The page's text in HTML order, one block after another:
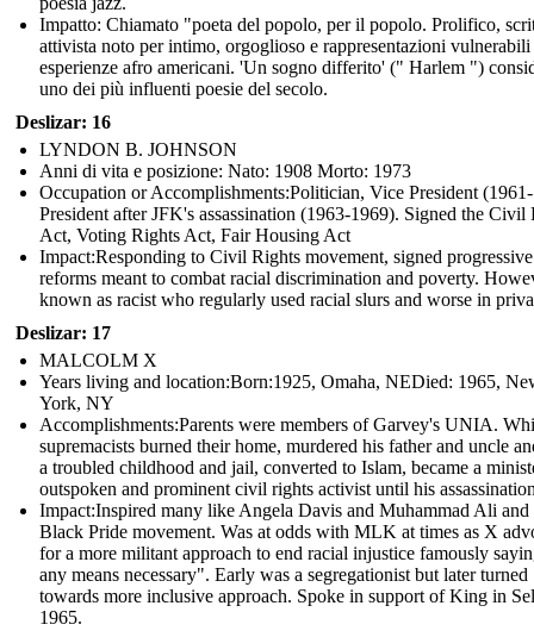
Impatto: Chiamato "poeta del popolo, per il popolo. Prolifico,
attivista noto per intimo, orgoglioso e rappresentazioni
esperienze afro americani. 'Un sogno differito' (" Harlem ")
uno dei più influenti poesie del secolo.
Deslizar: 16
LYNDON B. JOHNSON
Anni di vita e posizione: Nato: 1908 Morto: 1973
Occupation or Accomplishments: Politician, Vice President
President after JFK's assassination (1963-1969). Signed the Civil
Act, Voting Rights Act, Fair Housing Act
Impact: Responding to Civil Rights movement, signed progressive
reforms meant to combat racial discrimination and poverty.
known as racist who regularly used racial slurs and worse in
Deslizar: 17
MALCOLM X
Years living and location:Born:1925, Omaha, NEDied: 1965,
York, NY
Accomplishments: Parents were members of Garvey's UNIA.
supremacists burned their home, murdered his father and uncle
a troubled childhood and jail, converted to Islam, became a
outspoken and prominent civil rights activist until his
Impact: Inspired many like Angela Davis and Muhammad Ali and
Black Pride movement. Was at odds with MLK at times as X
for a more militant approach to end racial injustice famously
any means necessary". Early was a segregationist but later turned
towards more inclusive approach. Spoke in support of King in
1965.